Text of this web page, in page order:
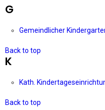
G
Gemeindlicher
Back to top
K
Kath.
Back to top